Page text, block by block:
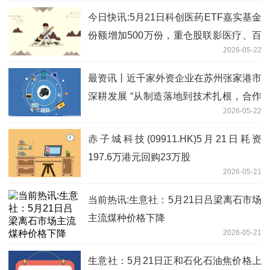
今日快讯:5月21日科创医药ETF嘉实基金
份额增加500万份，重仓股联影医疗、百
2026-05-22
最资讯丨近千家外资企业在苏州张家港市
深耕发展 “从制造落地到技术扎根，合作
2026-05-22
赤子城科技(09911.HK)5月21日耗资
197.6万港元回购23万股
2026-05-21
当前热讯:生意社：5月21日吕梁离石市场
主流煤种价格下降
2026-05-21
生意社：5月21日正和石化石油焦价格上